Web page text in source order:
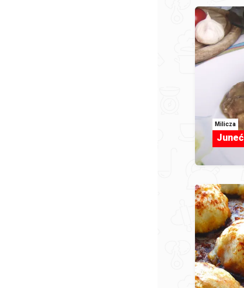
Milicza